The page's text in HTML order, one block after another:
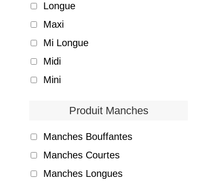
Longue
Maxi
Mi Longue
Midi
Mini
Produit Manches
Manches Bouffantes
Manches Courtes
Manches Longues